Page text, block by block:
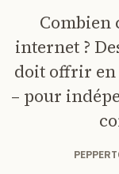
Combien
internet ?
doit offrir en
– pour